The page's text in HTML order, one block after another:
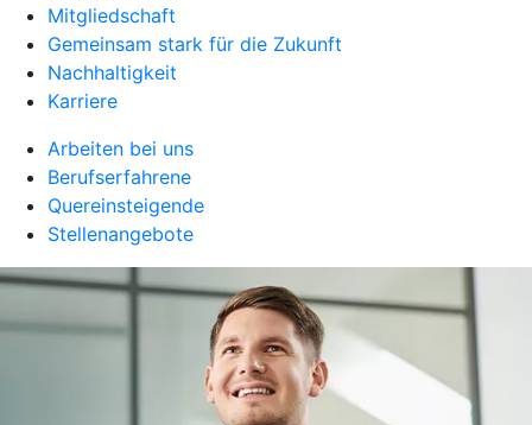
Mitgliedschaft
Gemeinsam stark für die Zukunft
Nachhaltigkeit
Karriere
Arbeiten bei uns
Berufserfahrene
Quereinsteigende
Stellenangebote